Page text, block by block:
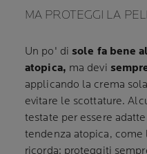
MA PROTEGGI LA
Un po' di sole fa bene
atopica, ma devi
applicando la crema
evitare le scottature.
testate per essere
tendenza atopica, come
ricorda: proteggiti